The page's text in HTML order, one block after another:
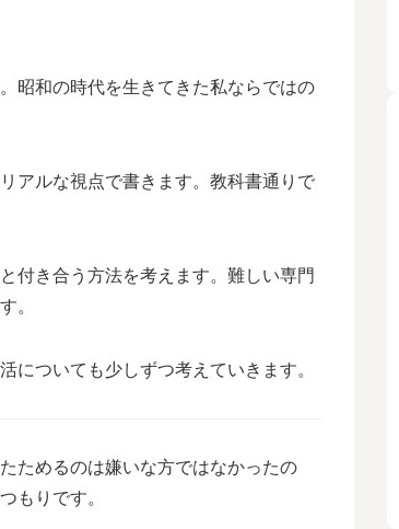
昭和の時代を生きてきた私ならではの
アルな視点で書きます。教科書通りで
付き合う方法を考えます。難しい専門
。
についても少しずつ考えていきます。
ためるのは嫌いな方ではなかったの
もりです。